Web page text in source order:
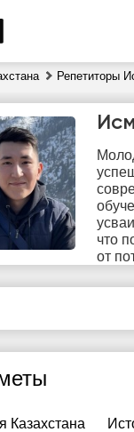
Репетиторы
что
от
Казахстана
пт
7
свободных